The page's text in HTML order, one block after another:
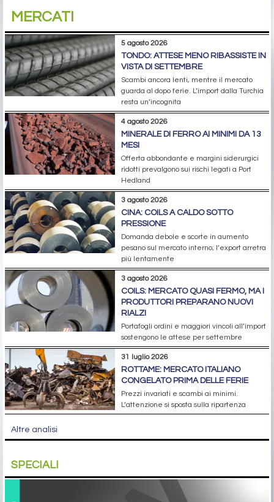
MERCATI
5 agosto 2026
TONDO: ATTESE MENO RIBASSISTE IN
VISTA DI SETTEMBRE
Scambi ancora lenti, mentre il mercato
guarda al dopo ferie. L’import dalla Turchia
resta un’incognita
4 agosto 2026
MINERALE DI FERRO AI MINIMI DA 13
MESI
Offerta abbondante e margini siderurgici
ridotti prevalgono sui rischi legati a Port
Hedland
3 agosto 2026
CINA: COILS A CALDO SOTTO
PRESSIONE
Domanda debole e scorte in aumento
pesano sul mercato interno; l’export arretra
più lentamente
3 agosto 2026
COILS: MERCATO QUASI FERMO, MA I
PRODUTTORI PREPARANO NUOVI
RIALZI
Portafogli ordini e maggiori vincoli all’import
sostengono le attese per settembre
31 luglio 2026
ROTTAME: MERCATO ITALIANO
CONGELATO PRIMA DELLE FERIE
Prezzi invariati e scambi ai minimi.
L’attenzione si sposta sulla ripartenza
Altre analisi
SPECIALI